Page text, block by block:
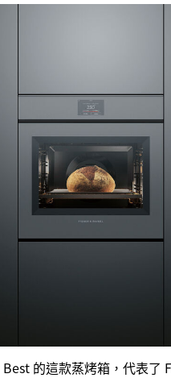
的這款蒸烤箱，代表了